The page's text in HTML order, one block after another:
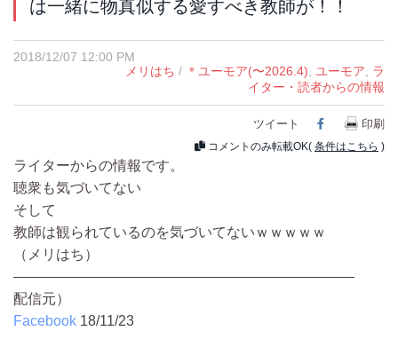
は一緒に物真似する愛すべき教師が！！
2018/12/07 12:00 PM
メリはち / ＊ユーモア(〜2026.4) ユーモア
ラ
イター・読者からの情報
ツイート Facebook
印刷
コメントのみ転載OK( 条件はこちら )
ライターからの情報です。
聴衆も気づいてない
そして
教師は観られているのを気づいてないｗｗｗｗｗ
（メリはち）
————————————————————————
配信元）
Facebook 18/11/23